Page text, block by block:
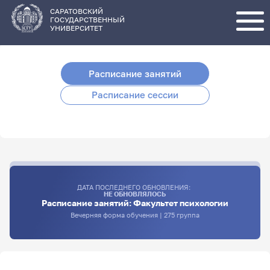
основному
содержанию
САРАТОВСКИЙ
ГОСУДАРСТВЕННЫЙ
УНИВЕРСИТЕТ
Расписание занятий
Расписание сессии
ДАТА ПОСЛЕДНЕГО ОБНОВЛЕНИЯ:
НЕ ОБНОВЛЯЛОСЬ
Расписание занятий: Факультет психологии
Вечерняя форма обучения | 275 группа